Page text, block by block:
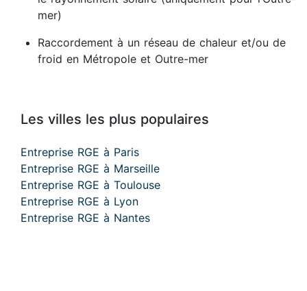
mer)
Raccordement à un réseau de chaleur et/ou de
froid en Métropole et Outre-mer
Les villes les plus populaires
Entreprise RGE à Paris
Entreprise RGE à Marseille
Entreprise RGE à Toulouse
Entreprise RGE à Lyon
Entreprise RGE à Nantes